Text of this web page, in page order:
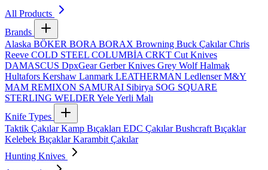
All Products
Brands
Alaska BÖKER BORA BORAX Browning Buck ÇakılarChris
Reeve COLD STEEL COLUMBİA CRKT Cut Knives
DAMASCUS DpxGearGerber Knives Grey WolfHalmak
Hultafors Kershaw Lanmark LEATHERMAN LedlenserM&Y
MAM REMIXON SAMURAI Sibirya SOG SQUARE
STERLING WELDER YeleYerli Malı
Knife Types
Taktik ÇakılarKamp Bıçakları EDC ÇakılarBushcraft Bıçaklar
Kelebek BıçaklarKarambit Çakılar
Hunting Knives